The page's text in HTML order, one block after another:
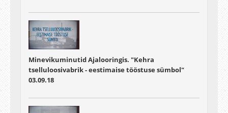
Minevikuminutid Ajalooringis. "Kehra
tselluloosivabrik - eestimaise tööstuse sümbol"
03.09.18